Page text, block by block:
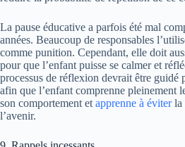
La pause éducative a parfois été mal
années. Beaucoup de responsables
comme punition. Cependant, elle doit
pour que l’enfant puisse se calmer et
processus de réflexion devrait être guidé
afin que l’enfant comprenne pleinement
son comportement et apprenne à éviterla
l’avenir.